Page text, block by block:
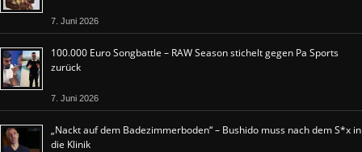
7. Juni 2026
100.000 Euro Songbattle – RAW Season stichelt gegen Pa Sports
zurück
7. Juni 2026
„Nackt auf dem Badezimmerboden“ – Bushido muss nach dem S*x in
die Klinik